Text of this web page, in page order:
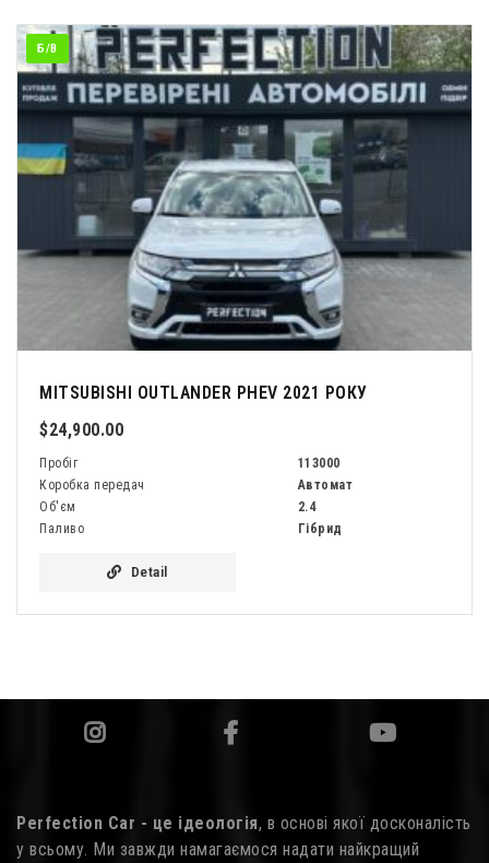
Б/В
MITSUBISHI OUTLANDER PHEV 2021 РОКУ
$24,900.00
Пробіг
113000
Коробка передач
Автомат
Об'єм
2.4
Паливо
Гібрид
Detail
Perfection Car - це ідеологія, в основі якої досконалість
у всьому. Ми завжди намагаємося надати найкращий